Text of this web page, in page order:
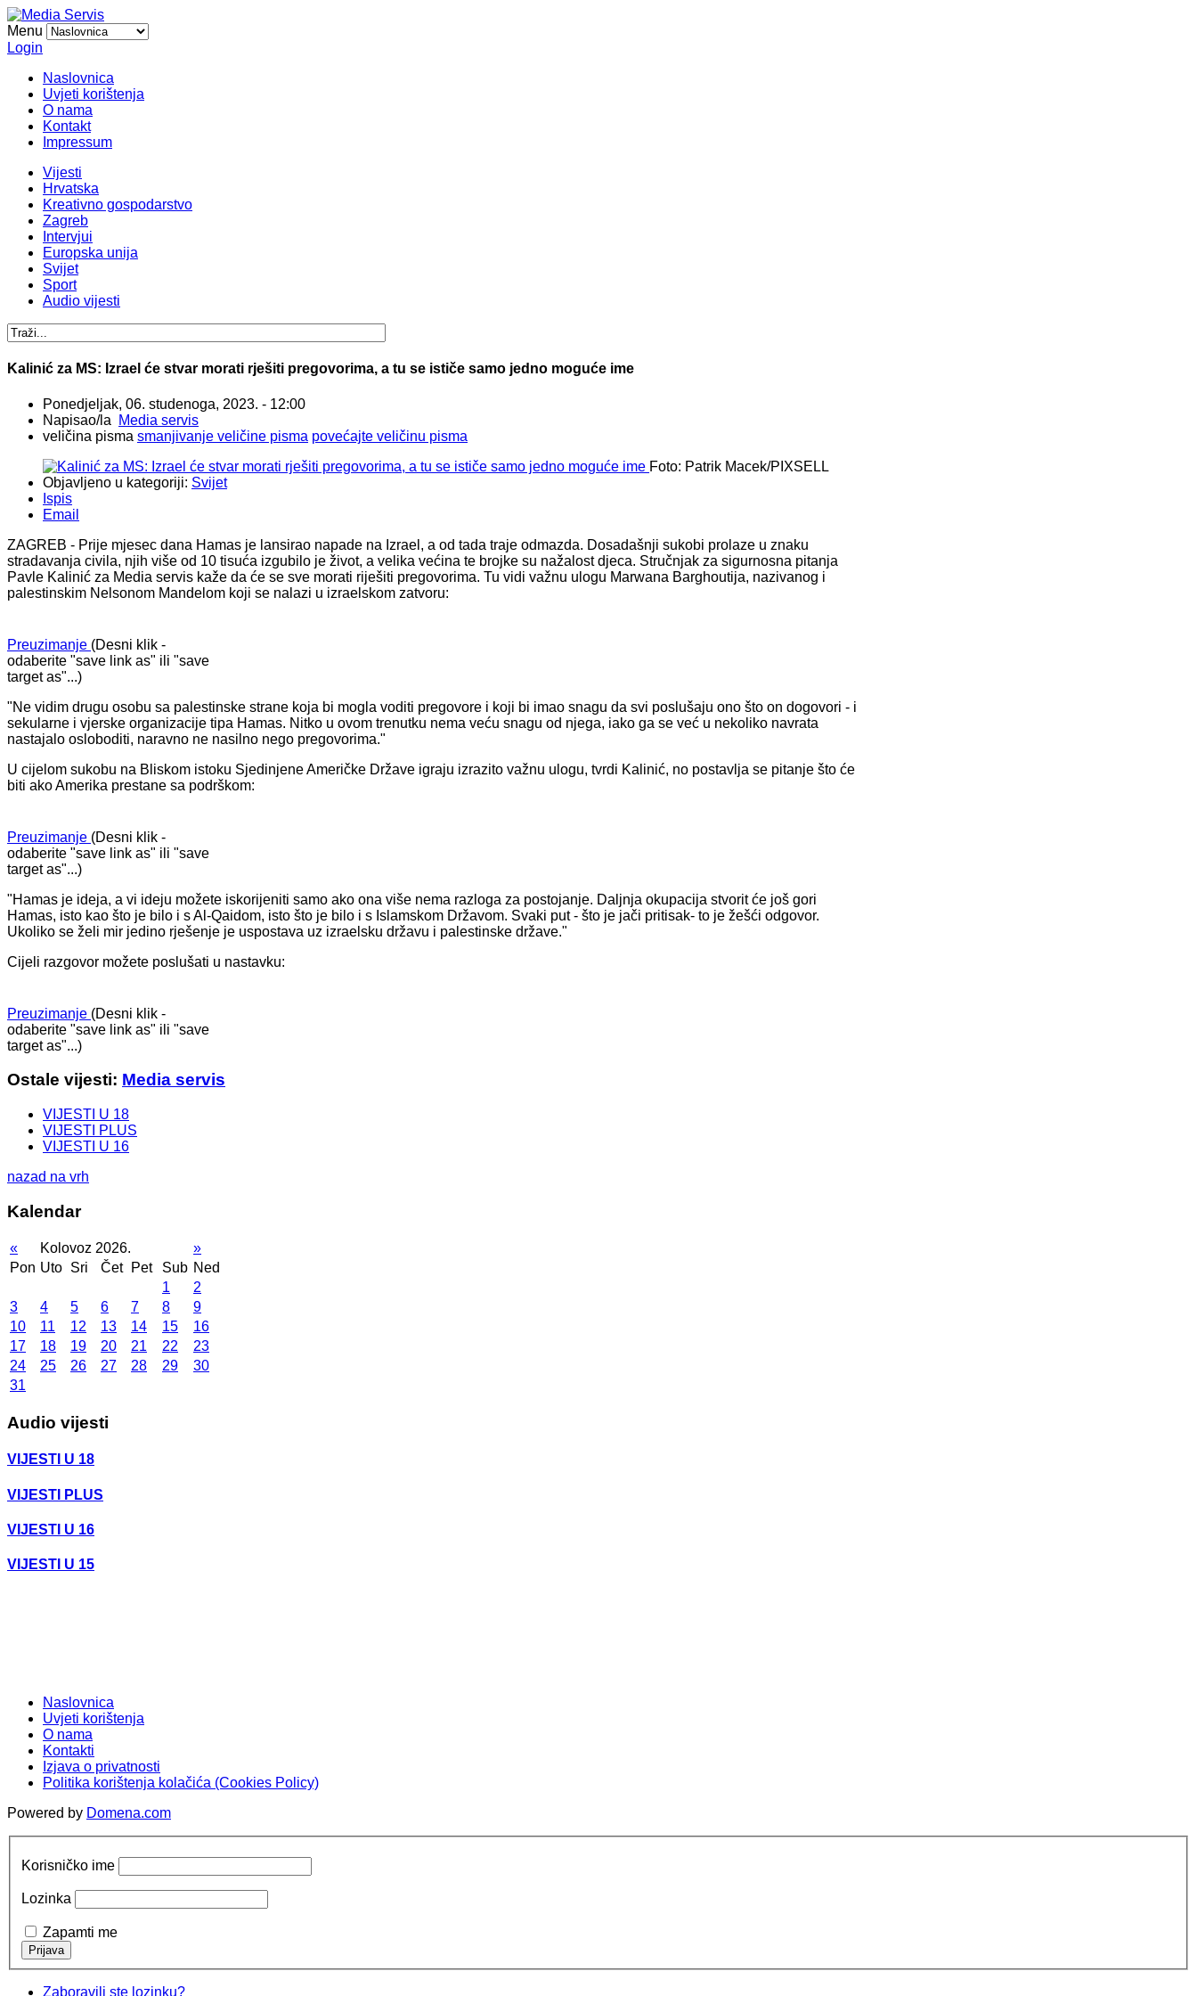
Menu
Login
Naslovnica
Uvjeti korištenja
O nama
Kontakt
Impressum
Vijesti
Hrvatska
Kreativno gospodarstvo
Zagreb
Intervjui
Europska unija
Svijet
Sport
Audio vijesti
Kalinić za MS: Izrael će stvar morati rješiti pregovorima, a tu se ističe samo jedno moguće ime
Ponedjeljak, 06. studenoga, 2023. - 12:00
Napisao/la
Media servis
veličina pisma smanjivanje veličine pisma povećajte veličinu pisma
Foto: Patrik Macek/PIXSELL
Objavljeno u kategoriji: Svijet
Ispis
Email
ZAGREB - Prije mjesec dana Hamas je lansirao napade na Izrael, a od tada traje odmazda. Dosadašnji sukobi prolaze u znaku
stradavanja civila, njih više od 10 tisuća izgubilo je život, a velika većina te brojke su nažalost djeca. Stručnjak za sigurnosna pitanja
Pavle Kalinić za Media servis kaže da će se sve morati riješiti pregovorima. Tu vidi važnu ulogu Marwana Barghoutija, nazivanog i
palestinskim Nelsonom Mandelom koji se nalazi u izraelskom zatvoru:
Preuzimanje (Desni klik -
odaberite "save link as" ili "save
target as"...)
"Ne vidim drugu osobu sa palestinske strane koja bi mogla voditi pregovore i koji bi imao snagu da svi poslušaju ono što on dogovori - i
sekularne i vjerske organizacije tipa Hamas. Nitko u ovom trenutku nema veću snagu od njega, iako ga se već u nekoliko navrata
nastajalo osloboditi, naravno ne nasilno nego pregovorima."
U cijelom sukobu na Bliskom istoku Sjedinjene Američke Države igraju izrazito važnu ulogu, tvrdi Kalinić, no postavlja se pitanje što će
biti ako Amerika prestane sa podrškom:
Preuzimanje (Desni klik -
odaberite "save link as" ili "save
target as"...)
"Hamas je ideja, a vi ideju možete iskorijeniti samo ako ona više nema razloga za postojanje. Daljnja okupacija stvorit će još gori
Hamas, isto kao što je bilo i s Al-Qaidom, isto što je bilo i s Islamskom Državom. Svaki put - što je jači pritisak- to je žešći odgovor.
Ukoliko se želi mir jedino rješenje je uspostava uz izraelsku državu i palestinske države."
Cijeli razgovor možete poslušati u nastavku:
Preuzimanje (Desni klik -
odaberite "save link as" ili "save
target as"...)
Ostale vijesti: Media servis
VIJESTI U 18
VIJESTI PLUS
VIJESTI U 16
nazad na vrh
Kalendar
« Kolovoz 2026.
»
Pon Uto Sri Čet Pet Sub Ned
1
2
3
4 5 6 7 8
9
10
11 12 13 14 15
16
17
18 19 20 21 22
23
24
25 26 27 28 29
30
31
Audio vijesti
VIJESTI U 18
VIJESTI PLUS
VIJESTI U 16
VIJESTI U 15
Naslovnica
Uvjeti korištenja
O nama
Kontakti
Izjava o privatnosti
Politika korištenja kolačića (Cookies Policy)
Powered by Domena.com
Korisničko ime
Lozinka
Zapamti me
Zaboravili ste lozinku?